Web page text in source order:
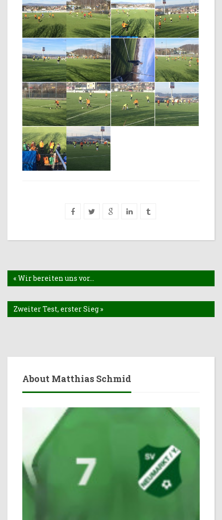
« Wir bereiten uns vor…
Zweiter Test, erster Sieg »
About Matthias Schmid